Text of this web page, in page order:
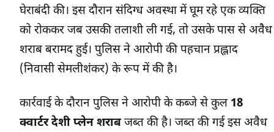
घेराबंदी की। इस दौरान संदिग्ध अवस्था में घूम रहे एक व्यक्ति
को रोककर जब उसकी तलाशी ली गई, तो उसके पास से अवैध
शराब बरामद हुई। पुलिस ने आरोपी की पहचान प्रह्लाद
(निवासी सेमलीशंकर) के रूप में की है।
कार्रवाई के दौरान पुलिस ने आरोपी के कब्जे से कुल 18
क्वार्टर देशी प्लेन शराब जब्त की है। जब्त की गई इस अवैध